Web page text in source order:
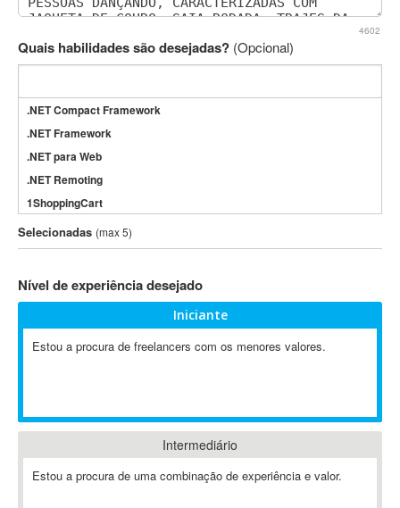
4602
Quais habilidades são desejadas? (Opcional)
.NET Compact Framework
.NET Framework
.NET para Web
.NET Remoting
1ShoppingCart
3DS Max
3GSM
802.11
A-GPS
ABAP
Abaqus
ABBYY FineReader
Selecionadas (max 5)
Nível de experiência desejado
Iniciante
Estou a procura de freelancers com os menores valores.
Intermediário
Estou a procura de uma combinação de experiência e valor.